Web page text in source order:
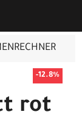
-12.8%
rot